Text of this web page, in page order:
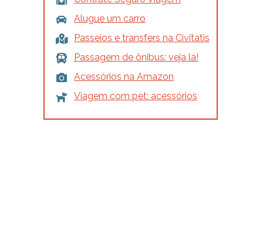
Alugue um carro
Passeios e transfers na Civitatis
Passagem de ônibus: veja lá!
Acessórios na Amazon
Viagem com pet: acessórios